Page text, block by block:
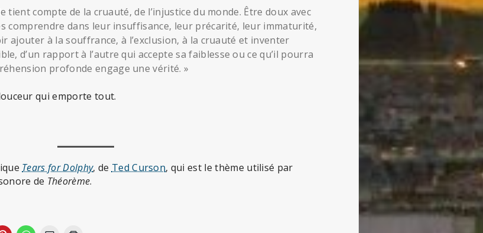
tient compte de la cruauté, de l’injustice du monde. Être doux avec
comprendre dans leur insuffisance, leur précarité, leur immaturité,
ajouter à la souffrance, à l’exclusion, à la cruauté et inventer
d’un rapport à l’autre qui accepte sa faiblesse ou ce qu’il pourra
profonde engage une vérité. »
qui emporte tout.
Tears for Dolphy, deTed Curson, qui est le thème utilisé par
de Théorème.